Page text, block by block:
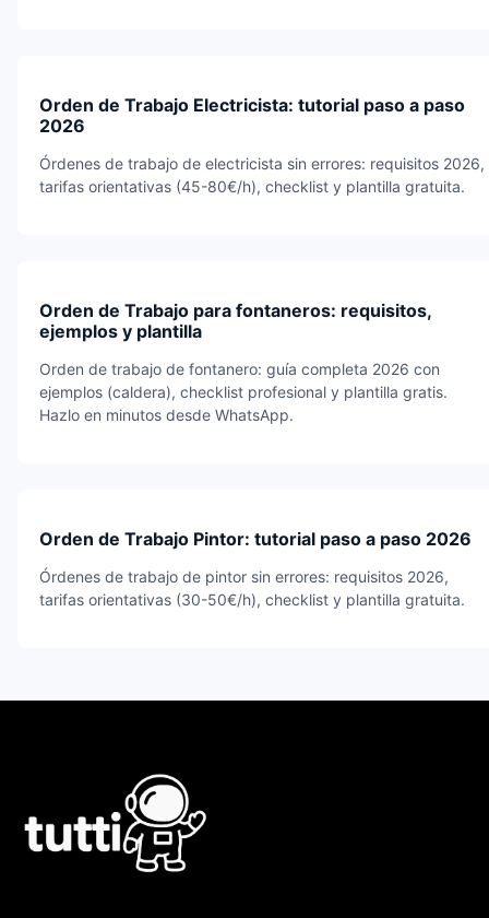
Orden de Trabajo Electricista: tutorial paso a paso
2026
Órdenes de trabajo de electricista sin errores: requisitos 2026,
tarifas orientativas (45-80€/h), checklist y plantilla gratuita.
Orden de Trabajo para fontaneros: requisitos,
ejemplos y plantilla
Orden de trabajo de fontanero: guía completa 2026 con
ejemplos (caldera), checklist profesional y plantilla gratis.
Hazlo en minutos desde WhatsApp.
Orden de Trabajo Pintor: tutorial paso a paso 2026
Órdenes de trabajo de pintor sin errores: requisitos 2026,
tarifas orientativas (30-50€/h), checklist y plantilla gratuita.